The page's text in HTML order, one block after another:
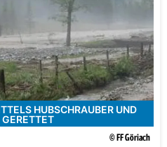
HUBSCHRAUBER UND
GERETTET
© FF Göriach